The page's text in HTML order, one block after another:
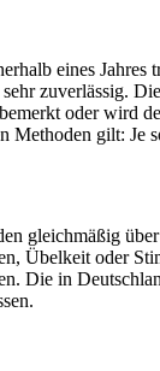
eines
zuverlässig.
oder wird
gilt: Je
gleichmäßig
Übelkeit oder
in